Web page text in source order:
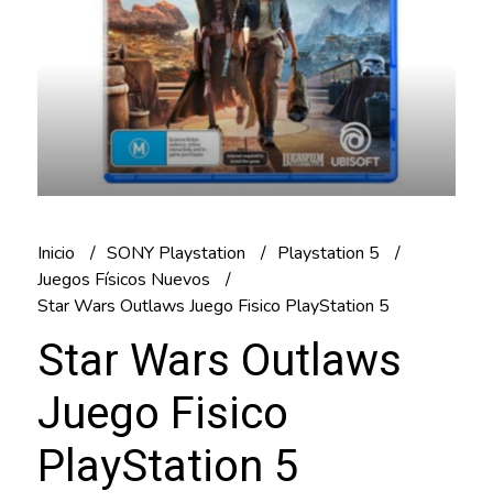
Inicio SONY Playstation
Playstation 5
Juegos Físicos Nuevos
Star Wars Outlaws Juego Fisico PlayStation 5
Star Wars Outlaws
Juego Fisico
PlayStation 5